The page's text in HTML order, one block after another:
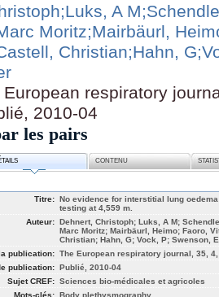
;Luks, A M
Moritz;Mairbäurl,
Christian;Hahn, G
European respiratory
2010-04
les pairs
CONTENU
Titre: No evidence for interstitial lung
testing at 4,559 m.
Auteur: Dehnert, Christoph; Luks, A M;
Marc Moritz; Mairbäurl, Heimo; Faoro,
Christian; Hahn, G; Vock, P; Swenson,
publication: The European respiratory journal, 35, 4,
publication: Publié, 2010-04
Sujet CREF: Sciences bio-médicales et agricoles
Mots-clés: Body plethysmography